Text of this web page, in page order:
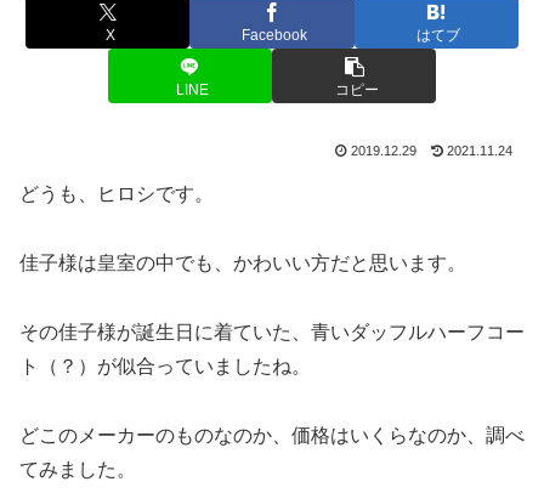
X Facebook はてブ
LINE コピー
2019.12.29 2021.11.24
どうも、ヒロシです。
佳子様は皇室の中でも、かわいい方だと思います。
その佳子様が誕生日に着ていた、青いダッフルハーフコー
ト（？）が似合っていましたね。
どこのメーカーのものなのか、価格はいくらなのか、調べ
てみました。